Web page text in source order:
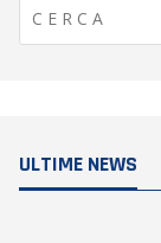
ULTIME NEWS